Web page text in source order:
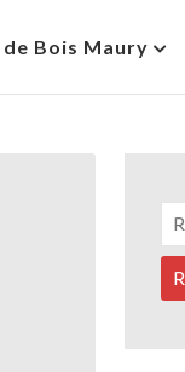
de Bois Maury